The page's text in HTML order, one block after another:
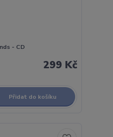
- CD
299 Kč
Přidat do košíku